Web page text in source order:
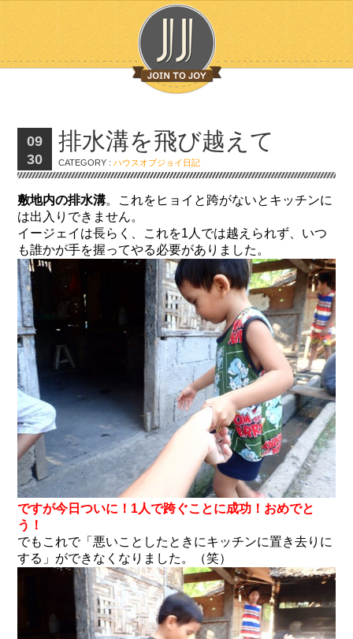
09
30
排水溝を飛び越えて
CATEGORY :ハウスオブジョイ日記
敷地内の排水溝。これをヒョイと跨がないとキッチンに
は出入りできません。
イージェイは長らく、これを1人では越えられず、いつ
も誰かが手を握ってやる必要がありました。
ですが今日ついに！1人で跨ぐことに成功！おめでと
う！
でもこれで「悪いことしたときにキッチンに置き去りに
する」ができなくなりました。（笑）